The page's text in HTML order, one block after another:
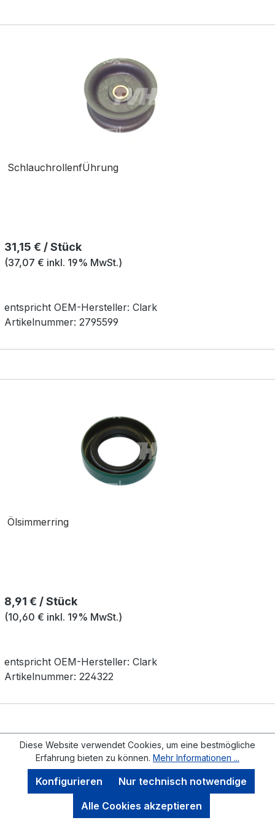
SchlauchrollenfÜhrung
Regulärer Preis:
31,15 € / Stück
(37,07 € inkl. 19% MwSt.)
entspricht OEM-Hersteller: Clark
Artikelnummer: 2795599
Ölsimmerring
Regulärer Preis:
8,91 € / Stück
(10,60 € inkl. 19% MwSt.)
entspricht OEM-Hersteller: Clark
Artikelnummer: 224322
Diese Website verwendet Cookies, um eine bestmögliche
Erfahrung bieten zu können. Mehr Informationen ...
Nur technisch notwendige
Konfigurieren
Alle Cookies akzeptieren